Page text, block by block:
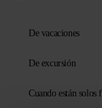
De vacaciones
De excursión
Cuando están solos